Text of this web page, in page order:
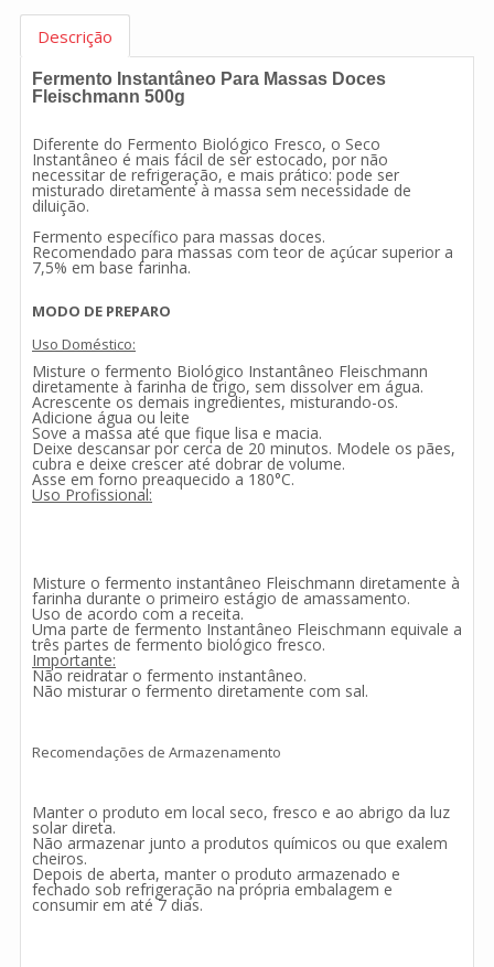
Descrição
Fermento Instantâneo Para Massas Doces
Fleischmann 500g
Diferente do Fermento Biológico Fresco, o Seco
Instantâneo é mais fácil de ser estocado, por não
necessitar de refrigeração, e mais prático: pode ser
misturado diretamente à massa sem necessidade de
diluição.
Fermento específico para massas doces.
Recomendado para massas com teor de açúcar superior a
7,5% em base farinha.
MODO DE PREPARO
Uso Doméstico:
Misture o fermento Biológico Instantâneo Fleischmann
diretamente à farinha de trigo, sem dissolver em água.
Acrescente os demais ingredientes, misturando-os.
Adicione água ou leite
Sove a massa até que fique lisa e macia.
Deixe descansar por cerca de 20 minutos. Modele os pães,
cubra e deixe crescer até dobrar de volume.
Asse em forno preaquecido a 180°C.
Uso Profissional:
Misture o fermento instantâneo Fleischmann diretamente à
farinha durante o primeiro estágio de amassamento.
Uso de acordo com a receita.
Uma parte de fermento Instantâneo Fleischmann equivale a
três partes de fermento biológico fresco.
Importante:
Não reidratar o fermento instantâneo.
Não misturar o fermento diretamente com sal.
Recomendações de Armazenamento
Manter o produto em local seco, fresco e ao abrigo da luz
solar direta.
Não armazenar junto a produtos químicos ou que exalem
cheiros.
Depois de aberta, manter o produto armazenado e
fechado sob refrigeração na própria embalagem e
consumir em até 7 dias.